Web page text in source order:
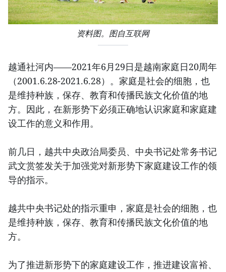
资料图。图自互联网
越通社河内——2021年6月29日是越南家庭日20周年
（2001.6.28-2021.6.28）。家庭是社会的细胞，也
是维持种族，保存、教育和传播民族文化价值的地
方。因此，在新形势下必须正确地认识家庭和家庭建
设工作的意义和作用。
前几日，越共中央政治局委员、中央书记处常务书记
武文赏签发关于加强党对新形势下家庭建设工作的领
导的指示。
越共中央书记处的指示重申，家庭是社会的细胞，也
是维持种族，保存、教育和传播民族文化价值的地
方。
为了推进新形势下的家庭建设工作，推进建设富裕、